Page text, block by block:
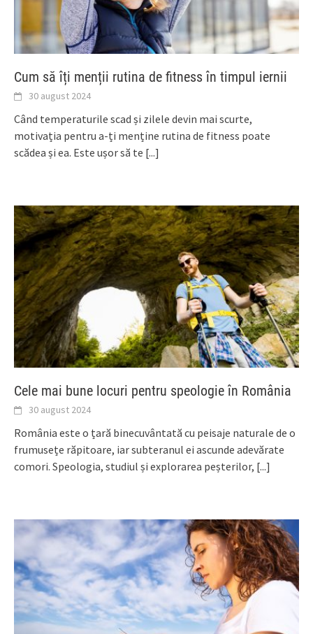
Cum să îți menții rutina de fitness în timpul iernii
30 august 2024
Când temperaturile scad și zilele devin mai scurte,
motivația pentru a-ți menține rutina de fitness poate
scădea și ea. Este ușor să te [...]
Cele mai bune locuri pentru speologie în România
30 august 2024
România este o țară binecuvântată cu peisaje naturale de o
frumusețe răpitoare, iar subteranul ei ascunde adevărate
comori. Speologia, studiul și explorarea peșterilor, [...]